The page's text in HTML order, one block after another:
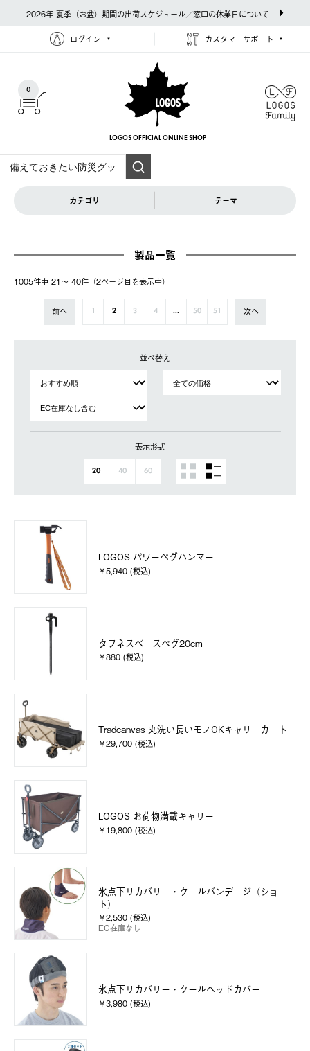
2026年 夏季（お盆）期間の出荷スケジュール／窓口の休業日について
ログイン カスタマーサポート
0
LOGOS OFFICIAL ONLINE SHOP
カテゴリ テーマ
製品一覧
1005件中 21〜 40件（2ページ⽬を表⽰中）
前へ 1 2 3 4 ... 50 51 次へ
並べ替え
表示形式
20 40 60
LOGOS パワーペグハンマー
￥5,940 (税込)
タフネスベースペグ20cm
￥880 (税込)
Tradcanvas 丸洗い長いモノOKキャリーカート
￥29,700 (税込)
LOGOS お荷物満載キャリー
￥19,800 (税込)
氷点下リカバリー・クールバンデージ（ショー
ト）
￥2,530 (税込)
EC在庫なし
氷点下リカバリー・クールヘッドカバー
￥3,980 (税込)